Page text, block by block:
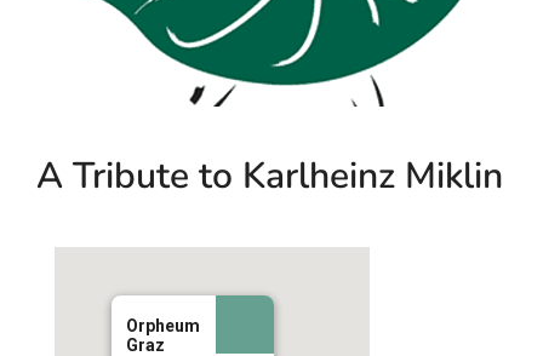
A Tribute to Karlheinz Miklin
Orpheum
Graz